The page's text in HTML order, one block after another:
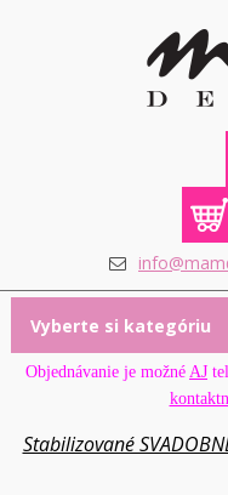
Vyberte si kategóriu
Objednávanie je možné AJ
Stabilizované